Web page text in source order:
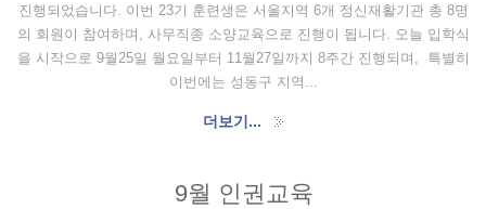
진행되었습니다. 이번 23기 훈련생은 서울지역 6개 정신재활기관 총 8명
의 회원이 참여하며, 사무직종 소양교육으로 진행이 됩니다. 오늘 입학식
을 시작으로 9월25일 월요일부터 11월27일까지 8주간 진행되며, 특별히
이번에는 성동구 지역...
더보기...
9월 인권교육